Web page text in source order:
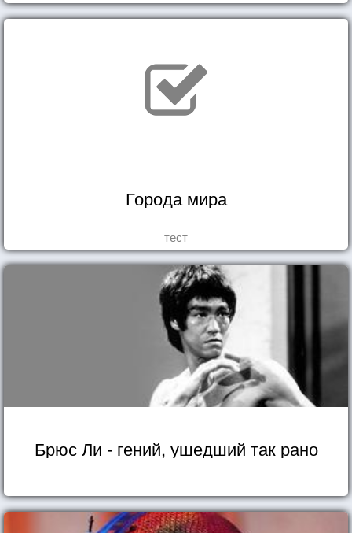
Города мира
тест
Брюс Ли - гений, ушедший так рано